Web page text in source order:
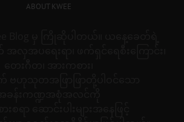
ABOUT KWEE